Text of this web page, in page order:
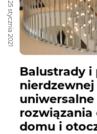
25 stycznia 2021
Balustrady i
nierdzewnej
rozwiązania
domu i